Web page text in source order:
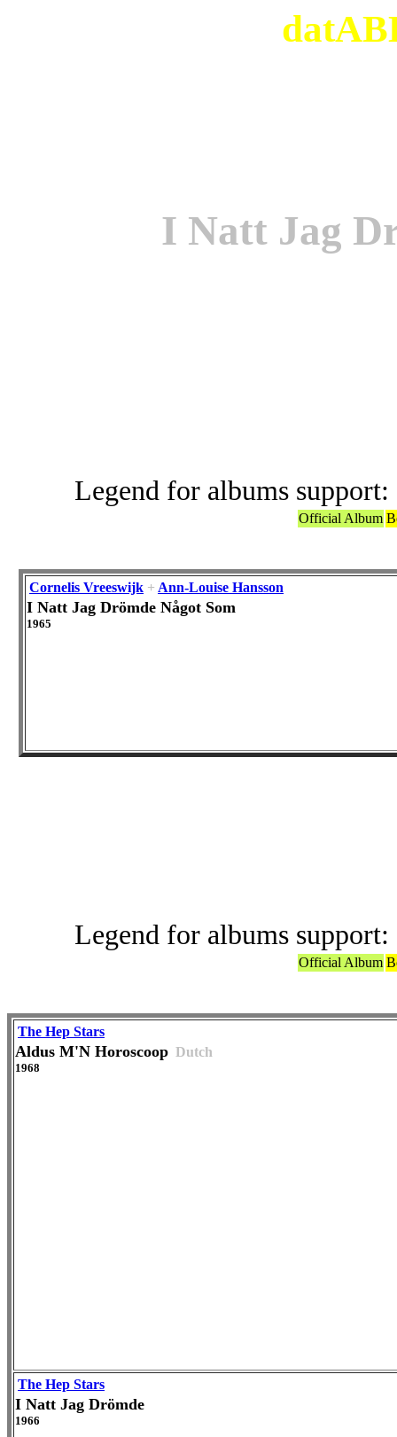
I Natt Jag
Legend for albums support:
Official Album
Cornelis Vreeswijk + Ann-Louise Hansson
I Natt Jag Drömde Något Som
1965
Legend for albums support:
Official Album
The Hep Stars
Aldus M'N Horoscoop Dutch
1968
The Hep Stars
I Natt Jag Drömde
1966